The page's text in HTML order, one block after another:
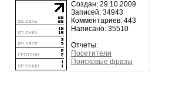
Создан: 29.10.2009
Записей: 34943
Комментариев: 443
Написано: 35510
Отчеты:
Посетители
Поисковые фразы